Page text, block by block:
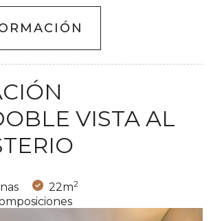
VISTA AL
22m2